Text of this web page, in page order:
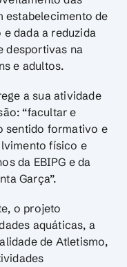
estabelecimento de
dada a reduzida
desportivas na
e adultos.
a sua atividade
“facultar e
sentido formativo e
físico e
da EBIPG e da
Garça”.
o projeto
aquáticas, a
de Atletismo,